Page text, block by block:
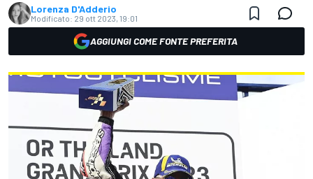
Lorenza D'Adderio
Modificato: 29 ott 2023, 19:01
AGGIUNGI COME FONTE PREFERITA